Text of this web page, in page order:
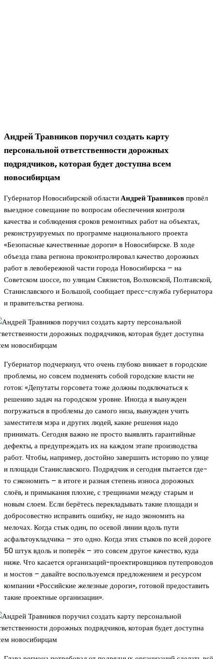
Андрей Травников поручил создать карту
персональной ответственности дорожных
подрядчиков, которая будет доступна всем
новосибирцам
ГубернаторНовосибирской областиАндрей Травниковпровёл
выездное совещание по вопросам обеспечения контроля
качества и соблюдения сроков ремонтных работ на объектах,
реконструируемых по программе национального проекта
«Безопасные качественные дороги» в Новосибирске. В ходе
объезда глава региона проконтролировал качество дорожных
работ в левобережной части города Новосибирска – на
Советском шоссе, по улицам Связистов, Волховской, Полтавской,
Станиславского и Большой, сообщает пресс-служба губернатора
и правительства региона.
Губернатор подчеркнул, что очень глубоко вникает в городские
проблемы, но совсем подменять собой городские власти не
готов: «Депутаты горсовета тоже должны подключаться к
решению задач на городском уровне. Иногда я вынужден
погружаться в проблемы до самого низа, вынужден учить
заместителя мэра и других людей, какие решения надо
принимать. Сегодня важно не просто выявлять гарантийные
дефекты, а предупреждать их на каждом этапе производства
работ. Чтобы, например, достойно завершить историю по улице
и площади Станиславского. Подрядчик и сегодня пытается где-
то сэкономить – в итоге и разная степень износа дорожных
слоёв, и примыкания плохие, с трещинами между старым и
новым слоем. Если берётесь перекладывать такие площади и
добросовестно исправить ошибку, не надо экономить на
мелочах. Когда стык один, по осевой линии вдоль пути
асфальтоукладчика – это одно. Когда этих стыков по всей дороге
50 штук вдоль и поперёк – это совсем другое качество, куда
ниже. Что касается организаций-проектировщиков путепроводов
и мостов – давайте воспользуемся предложением и ресурсом
компании «Российские железные дороги», готовой предоставить
такие проектные организации».